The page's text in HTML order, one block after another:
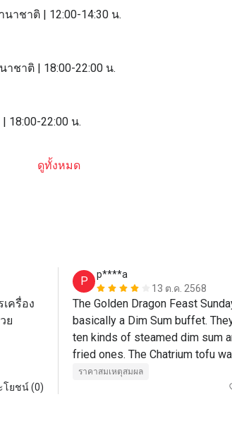
าชาติ | 12:00-14:30 น.
ชาติ | 18:00-22:00 น.
18:00-22:00 น.
ดูทั้งหมด
ครื่อง
ย
โยชน์ (0)
P
p****a
13 ต.ค. 2568
The Golden Dragon Feast
basically a Dim Sum buffet.
ten kinds of steamed dim sum
fried ones. The Chatrium tofu
Other Chinese dishes included
and crispy pork belly with
ราคาสมเหตุสมผล